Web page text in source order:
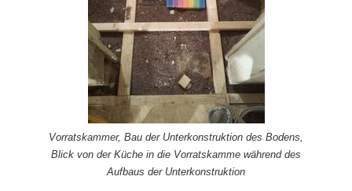
Vorratskammer, Bau der Unterkonstruktion des Bodens,
Blick von der Küche in die Vorratskamme während des
Aufbaus der Unterkonstruktion